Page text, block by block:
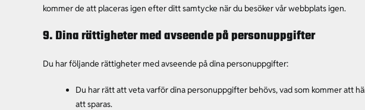
kommer de att placeras igen efter ditt samtycke när du besöker vår webbplats igen.
9. Dina rättigheter med avseende på personuppgifter
Du har följande rättigheter med avseende på dina personuppgifter:
Du har rätt att veta varför dina personuppgifter behövs, vad som kommer att
att sparas.